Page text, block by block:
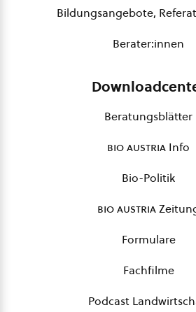
Bildungsangebote,
Berater:innen
Beratungsblätter
bio austria Info
Bio-Politik
bio austria
Formulare
Fachfilme
Podcast